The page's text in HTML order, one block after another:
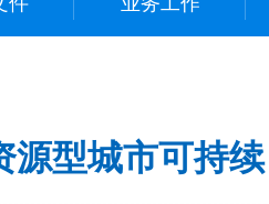
型城市可持